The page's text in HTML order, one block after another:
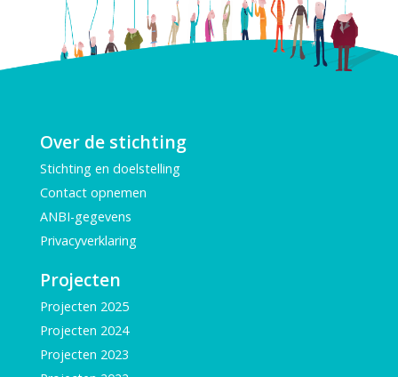
Over de stichting
Stichting en doelstelling
Contact opnemen
ANBI-gegevens
Privacyverklaring
Projecten
Projecten 2025
Projecten 2024
Projecten 2023